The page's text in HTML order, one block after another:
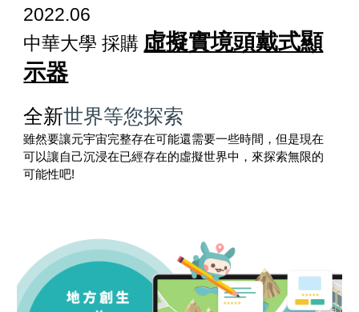
2022.06
中華大學 採購 虛擬實境頭戴式顯
示器
全新世界等您探索
雖然要讓元宇宙完整存在可能還需要一些時間，但是現在
可以讓自己沉浸在已經存在的虛擬世界中，來探索無限的
可能性吧!